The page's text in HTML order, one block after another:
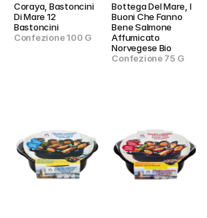
Coraya, Bastoncini
Di Mare 12
Bastoncini
Confezione 100 G
Bottega Del Mare, I
Buoni Che Fanno
Bene Salmone
Affumicato
Norvegese Bio
Confezione 75 G